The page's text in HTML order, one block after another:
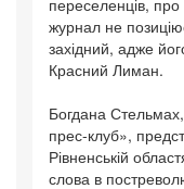
журнал не
західний, адже
Красний Лиман.
Богдана
прес-клуб»,
Рівненській
слова в